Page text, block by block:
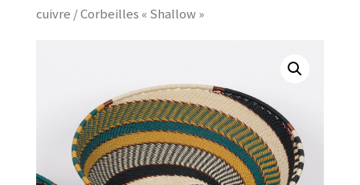
cuivre / Corbeilles « Shallow »